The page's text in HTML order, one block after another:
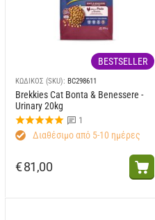
BESTSELLER
ΚΩΔΙΚΟΣ (SKU): BC298611
Brekkies Cat Bonta & Benessere -
Urinary 20kg
1
Διαθέσιμο από 5-10 ημέρες
€81,00